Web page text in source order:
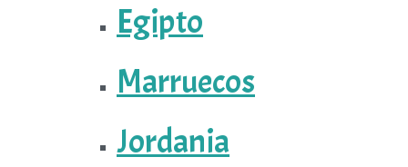
Egipto
Marruecos
Jordania